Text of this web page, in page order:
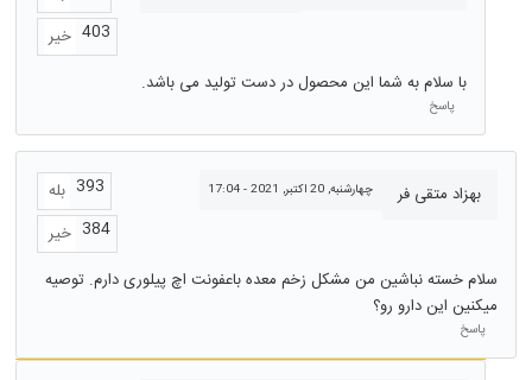
خیر 403
با سلام به شما این محصول در دست تولید می باشد.
پاسخ
بهزاد متقی فر چهارشنبه, 20 اکتبر, 2021 - 17:04 بله 393
خیر 384
سلام خسته نباشین من مشکل زخم معده باعفونت اچ پیلوری دارم. توصیه
میکنین این دارو رو؟
پاسخ